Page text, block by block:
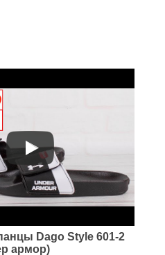
Dago Style 601-2
армор)